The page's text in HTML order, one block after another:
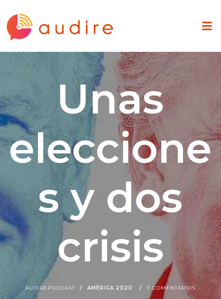
Unas
eleccione
s y dos
crisis
AUDIREPODCAST AMÉRICA 2020 0 COMENTARIOS